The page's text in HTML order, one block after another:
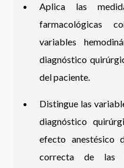
Aplica las
farmacológicas
variables
diagnóstico
del paciente.
Distingue las
diagnóstico
efecto anestésico
correcta de las